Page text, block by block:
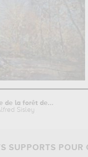
de la forêt de...
Sisley
SUPPORTS POUR